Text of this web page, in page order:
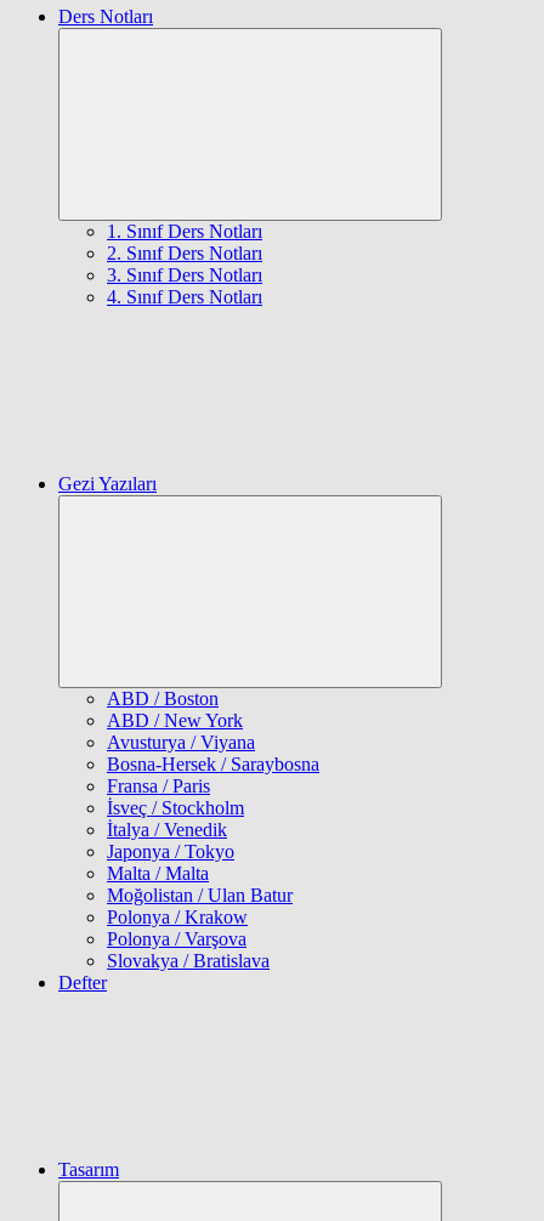
Ders Notları
1. Sınıf Ders Notları
2. Sınıf Ders Notları
3. Sınıf Ders Notları
4. Sınıf Ders Notları
Gezi Yazıları
ABD / Boston
ABD / New York
Avusturya / Viyana
Bosna-Hersek / Saraybosna
Fransa / Paris
İsveç / Stockholm
İtalya / Venedik
Japonya / Tokyo
Malta / Malta
Moğolistan / Ulan Batur
Polonya / Krakow
Polonya / Varşova
Slovakya / Bratislava
Defter
Tasarım